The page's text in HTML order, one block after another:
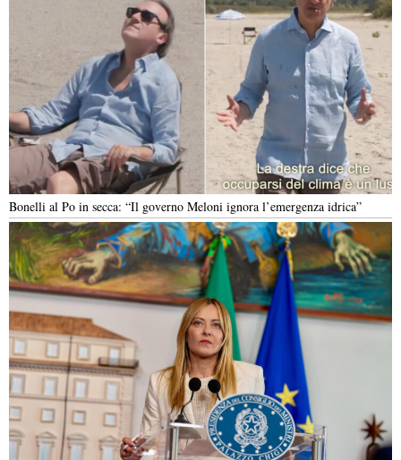
Bonelli al Po in secca: “Il governo Meloni ignora l’emergenza idrica”